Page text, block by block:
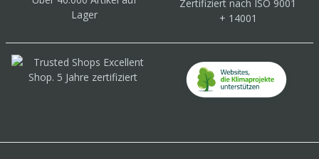
Lager
Zertifiziert nach ISO 9001
+ 14001